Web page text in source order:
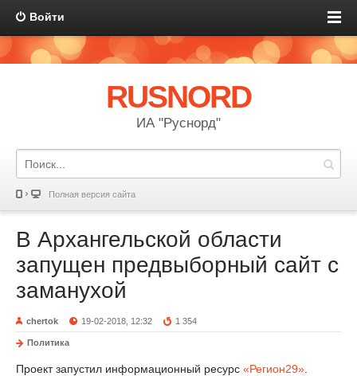
Войти
RUSNORD
ИА "Руснорд"
Полная версия сайта
В Архангельской области
запущен предвыборный сайт с
заманухой
chertok 19-02-2018, 12:32 1 354
Политика
Проект запустил информационный ресурс «Регион29»